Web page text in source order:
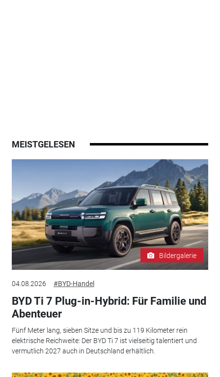
MEISTGELESEN
Bildergalerie
04.08.2026 #BYD-Handel
BYD Ti 7 Plug-in-Hybrid: Für Familie und
Abenteuer
Fünf Meter lang, sieben Sitze und bis zu 119 Kilometer rein
elektrische Reichweite: Der BYD Ti 7 ist vielseitig talentiert und
vermutlich 2027 auch in Deutschland erhältlich.